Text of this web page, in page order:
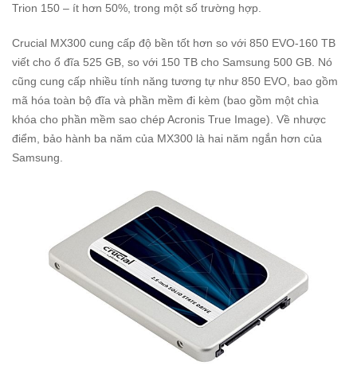
Trion 150 – ít hơn 50%, trong một số trường hợp.
Crucial MX300 cung cấp độ bền tốt hơn so với 850 EVO-160 TB
viết cho ổ đĩa 525 GB, so với 150 TB cho Samsung 500 GB. Nó
cũng cung cấp nhiều tính năng tương tự như 850 EVO, bao gồm
mã hóa toàn bộ đĩa và phần mềm đi kèm (bao gồm một chìa
khóa cho phần mềm sao chép Acronis True Image). Về nhược
điểm, bảo hành ba năm của MX300 là hai năm ngắn hơn của
Samsung.